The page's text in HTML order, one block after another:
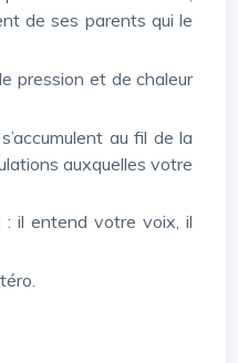
de ses parents qui le
auxquelles votre